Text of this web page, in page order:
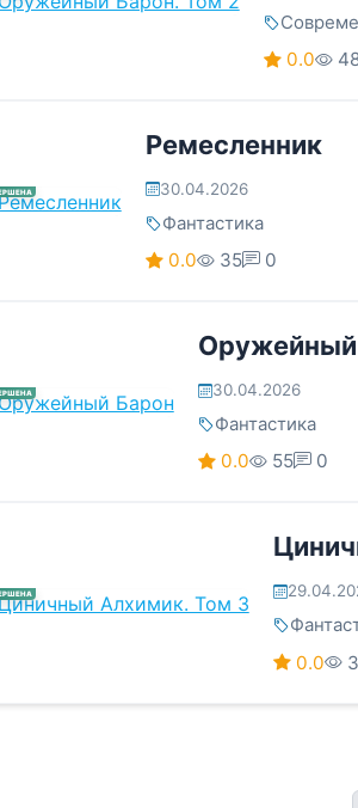
0.0
Ремесленник
30.04.2026
Фантастика
0.0
35 0
Оружейный
30.04.2026
Фантастика
0.0
55 0
0.0